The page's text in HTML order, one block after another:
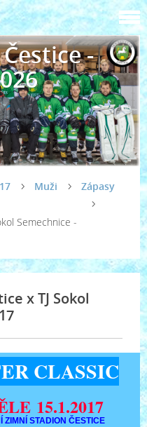
-
Muži Zápasy
Semechnice -
x TJ Sokol
CLASSIC
15.1.2017
ZIMNÍ STADION ČESTICE